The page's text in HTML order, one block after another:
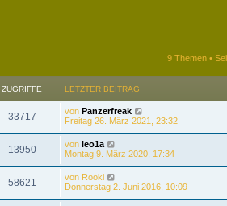
9 Themen •
ZUGRIFFE LETZTER BEITRAG
33717 von Panzerfreak
Freitag 26. März 2021, 23:32
13950 von leo1a
Montag 9. März 2020, 17:34
58621 von Rooki
Donnerstag 2. Juni 2016, 10:09